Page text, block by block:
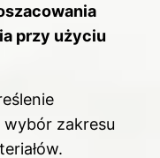
przy użyciu
zakresu